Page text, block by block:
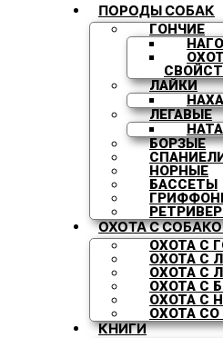
ПОРОДЫ СОБАК
ГОНЧИЕ
ЛАЙКИ
ЛЕГАВЫЕ
БОРЗЫЕ
НОРНЫЕ
БАССЕТЫ
ОХОТА С
ОХОТА С
ОХОТА С
ОХОТА С
ОХОТА С
ОХОТА С
ОХОТА
КНИГИ